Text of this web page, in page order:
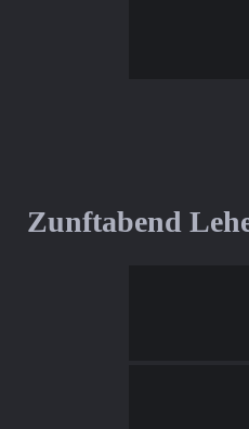
Zunftabend